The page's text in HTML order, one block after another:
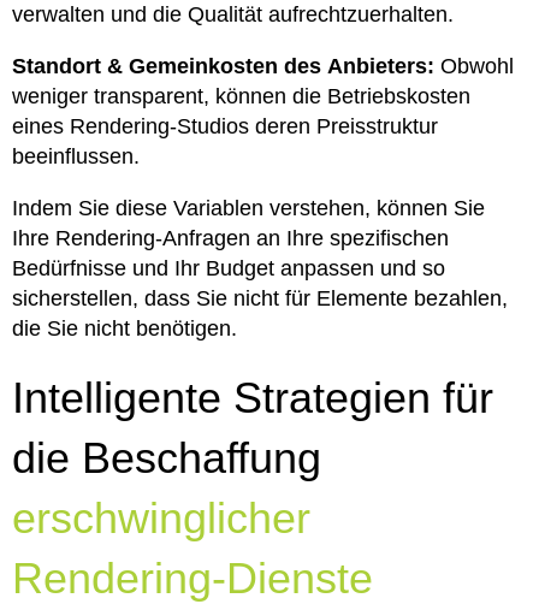
verwalten und die Qualität aufrechtzuerhalten.
Standort & Gemeinkosten des Anbieters: Obwohl
weniger transparent, können die Betriebskosten
eines Rendering-Studios deren Preisstruktur
beeinflussen.
Indem Sie diese Variablen verstehen, können Sie
Ihre Rendering-Anfragen an Ihre spezifischen
Bedürfnisse und Ihr Budget anpassen und so
sicherstellen, dass Sie nicht für Elemente bezahlen,
die Sie nicht benötigen.
Intelligente Strategien für
die Beschaffung
erschwinglicher
Rendering-Dienste